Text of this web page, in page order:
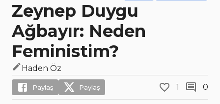
Zeynep Duygu
Ağbayır: Neden
Feministim?
Haden Öz
Paylaş Paylaş 1 0